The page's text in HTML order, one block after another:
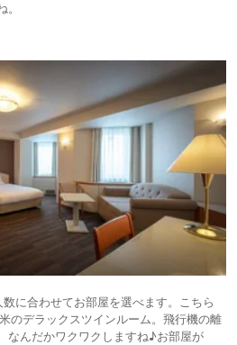
に合わせてお部屋を選べます。こちら
のデラックスツインルーム。飛行機の離
なんだかワクワクしますね♪お部屋が